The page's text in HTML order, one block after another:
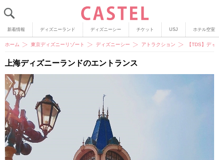
新着情報 ディズニーランド ディズニーシー チケット USJ ホテル空室
ホーム 東京ディズニーリゾート ディズニーシー アトラクション 【TDS】デ
上海ディズニーランドのエントランス